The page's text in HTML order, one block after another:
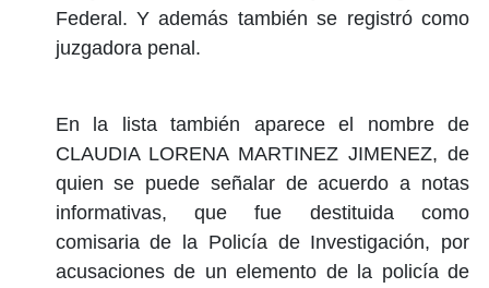
Federal. Y además también se registró como
juzgadora penal.
En la lista también aparece el nombre de
CLAUDIA LORENA MARTINEZ JIMENEZ, de
quien se puede señalar de acuerdo a notas
informativas, que fue destituida como
comisaria de la Policía de Investigación, por
acusaciones de un elemento de la policía de